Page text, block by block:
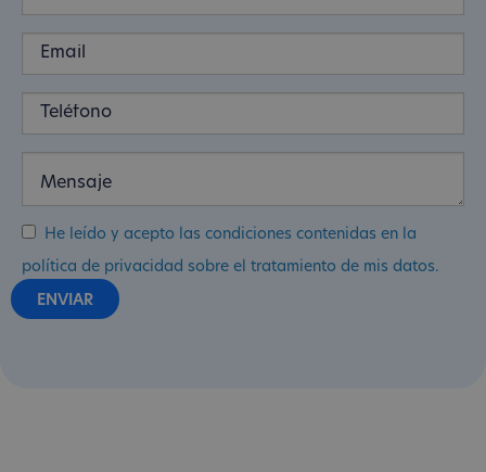
He leído y acepto las condiciones contenidas en la
política de privacidad sobre el tratamiento de mis datos.